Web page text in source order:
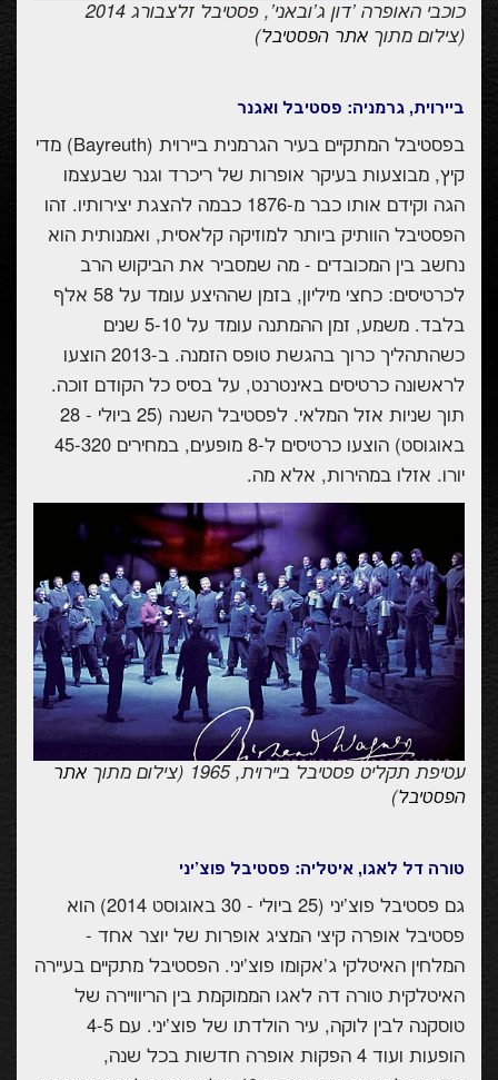
כוכבי האופרה 'דון ג'ובאני', פסטיבל זלצבורג 2014
(צילום מתוךאתר הפסטיבל)
ביירוית, גרמניה: פסטיבל ואגנר
בפסטיבל המתקיים בעיר הגרמנית ביירוית (Bayreuth) מדי
קיץ, מבוצעות בעיקר אופרות של ריכרד וגנר שבעצמו
הגה וקידם אותו כבר מ-1876 כבמה להצגת יצירותיו. זהו
הפסטיבל הוותיק ביותר למוזיקה קלאסית, ואמנותית הוא
נחשב בין המכובדים - מה שמסביר את הביקוש הרב
לכרטיסים: כחצי מיליון, בזמן שההיצע עומד על 58 אלף
בלבד. משמע, זמן ההמתנה עומד על 5-10 שנים
כשהתהליך כרוך בהגשת טופס הזמנה. ב-2013 הוצעו
לראשונה כרטיסים באינטרנט, על בסיס כל הקודם זוכה.
תוך שניות אזל המלאי. לפסטיבל השנה (25 ביולי - 28
באוגוסט) הוצעו כרטיסים ל-8 מופעים, במחירים 45-320
יורו. אזלו במהירות, אלא מה.
עטיפת תקליט פסטיבל ביירוית, 1965 (צילום מתוך
אתר
הפסטיבל)
טורה דל לאגו, איטליה: פסטיבל פוצ'יני
גם פסטיבל פוצ'יני (25 ביולי - 30 באוגוסט 2014) הוא
פסטיבל אופרה קיצי המציג אופרות של יוצר אחד -
המלחין האיטלקי ג'אקומו פוצ'יני. הפסטיבל מתקיים בעיירה
האיטלקית טורה דה לאגו הממוקמת בין הריוויירה של
טוסקנה לבין לוקה, עיר הולדתו של פוצ'יני. עם 4-5
הופעות ועוד 4 הפקות אופרה חדשות בכל שנה,